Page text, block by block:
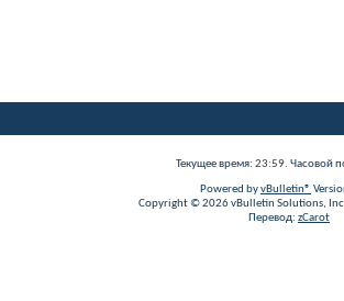
Текущее время: 23:59. Часовой
Powered byvBulletin®
Copyright © 2026 vBulletin Solutions,
Перевод: zCarot